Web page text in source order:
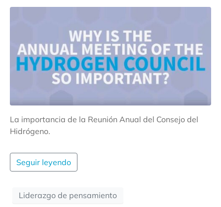
La importancia de la Reunión Anual del Consejo del
Hidrógeno.
Seguir leyendo
Liderazgo de pensamiento